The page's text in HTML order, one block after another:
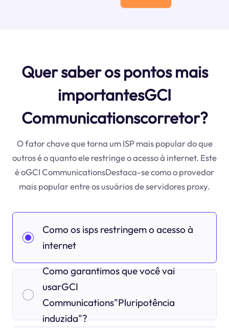
Quer saber os pontos mais
importantesGCI
Communicationscorretor?
O fator chave que torna um ISP mais popular do que
outros é o quanto ele restringe o acesso à internet. Este
é oGCI CommunicationsDestaca-se como o provedor
mais popular entre os usuários de servidores proxy.
Como os isps restringem o acesso à
internet
Como garantimos que você vai
usarGCI
Communications"Pluripotência
induzida"?